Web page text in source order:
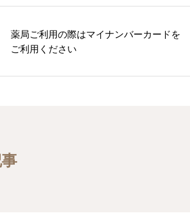
薬局ご利用の際はマイナンバーカードを
ご利用ください